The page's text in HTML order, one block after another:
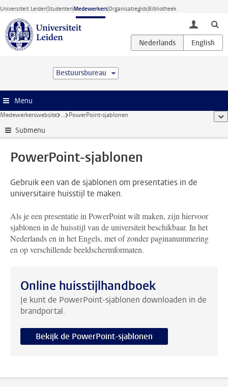
Ga direct naar de inhoud
Universiteit LeidenStudentenMedewerkersOrganisatiegidsBibliotheek
toggle
Bestuursbureau
Menu
Medewerkerswebsite ... PowerPoint-sjablonen
Submenu
PowerPoint-sjablonen
Gebruik een van de sjablonen om presentaties in de
universitaire huisstijl te maken.
Als je een presentatie in PowerPoint wilt maken, zijn hiervoor
sjablonen in de huisstijl van de universiteit beschikbaar. In het
Nederlands en in het Engels, met of zonder paginanummering
en op verschillende beeldschermformaten.
Online huisstijlhandboek
Je kunt de PowerPoint-sjablonen downloaden in de
brandportal.
Bekijk de PowerPoint-sjablonen